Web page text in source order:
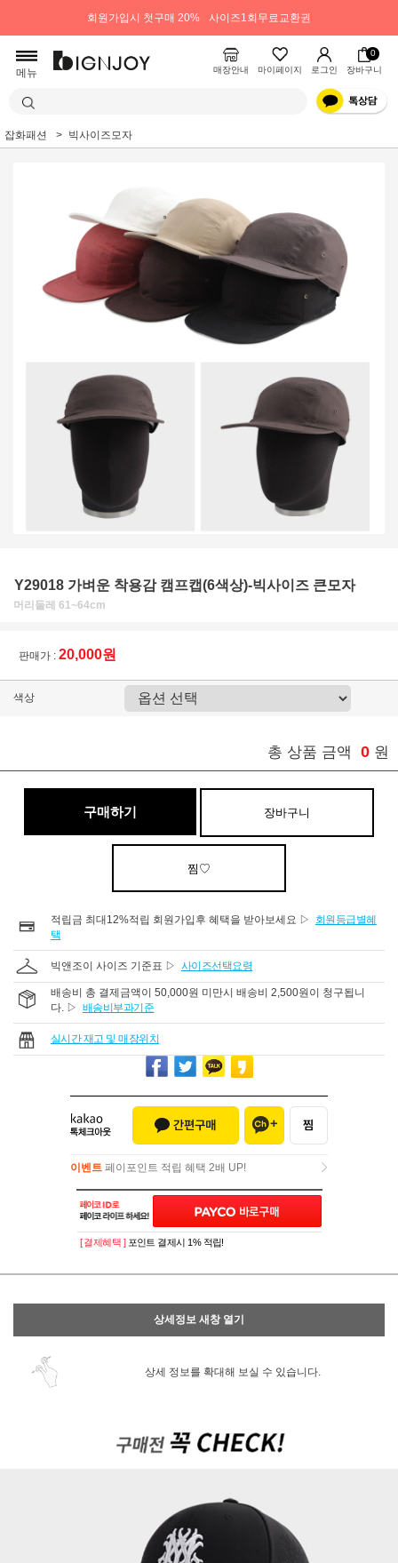
회원가입시 첫구매 20% 사이즈1회무료교환권
메뉴 매장안내 마이페이지 로그인
0
장바구니
잡화패션 빅사이즈모자
Y29018 가벼운 착용감 캠프캡(6색상)-빅사이즈 큰모자
머리둘레 61~64cm
판매가 : 20,000원
색상
총 상품 금액 0 원
구매하기 장바구니
찜♡
적립금 최대12%적립 회원가입후 혜택을 받아보세요 ▷
회원등급별혜
택
빅앤조이 사이즈 기준표 ▷ 사이즈선택요령
배송비 총 결제금액이 50,000원 미만시 배송비 2,500원이 청구됩니
다. ▷ 배송비부과기준
실시간 재고 및 매장위치
이벤트 페이포인트 적립 혜택 2배 UP!
이벤트페이포인트 적립 혜택 2배 UP!
[ 결제혜택 ] 포인트 결제시 1% 적립!
상세정보 새창 열기
상세 정보를 확대해 보실 수 있습니다.